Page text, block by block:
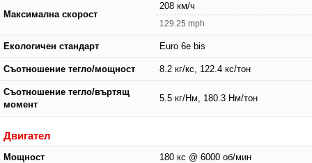
Максимална скорост
208 км/ч
129.25 mph
Екологичен стандарт Euro 6e bis
Съотношение тегло/мощност 8.2 кг/кс, 122.4 кс/тон
Съотношение тегло/въртящ
момент
5.5 кг/Нм, 180.3 Нм/тон
Двигател
Мощност 180 кс @ 6000 об/мин